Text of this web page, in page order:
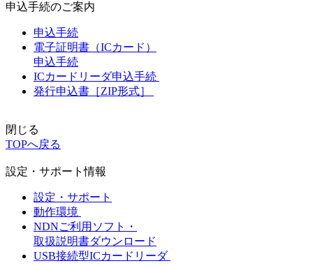
申込手続のご案内
申込手続
電子証明書（ICカード）
申込手続
ICカードリーダ申込手続
発行申込書［ZIP形式］
閉じる
TOPへ戻る
設定・サポート情報
設定・サポート
動作環境
NDNご利用ソフト・
取扱説明書ダウンロード
USB接続型ICカードリーダ